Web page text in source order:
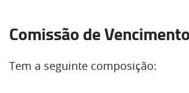
Comissão de
Tem a seguinte composição: